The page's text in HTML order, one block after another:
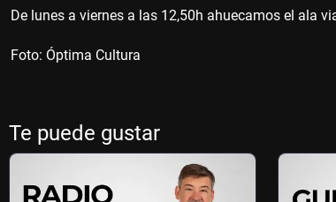
De lunes a viernes a las 12,50h ahuecamos el ala
Foto: Óptima Cultura
Te puede gustar